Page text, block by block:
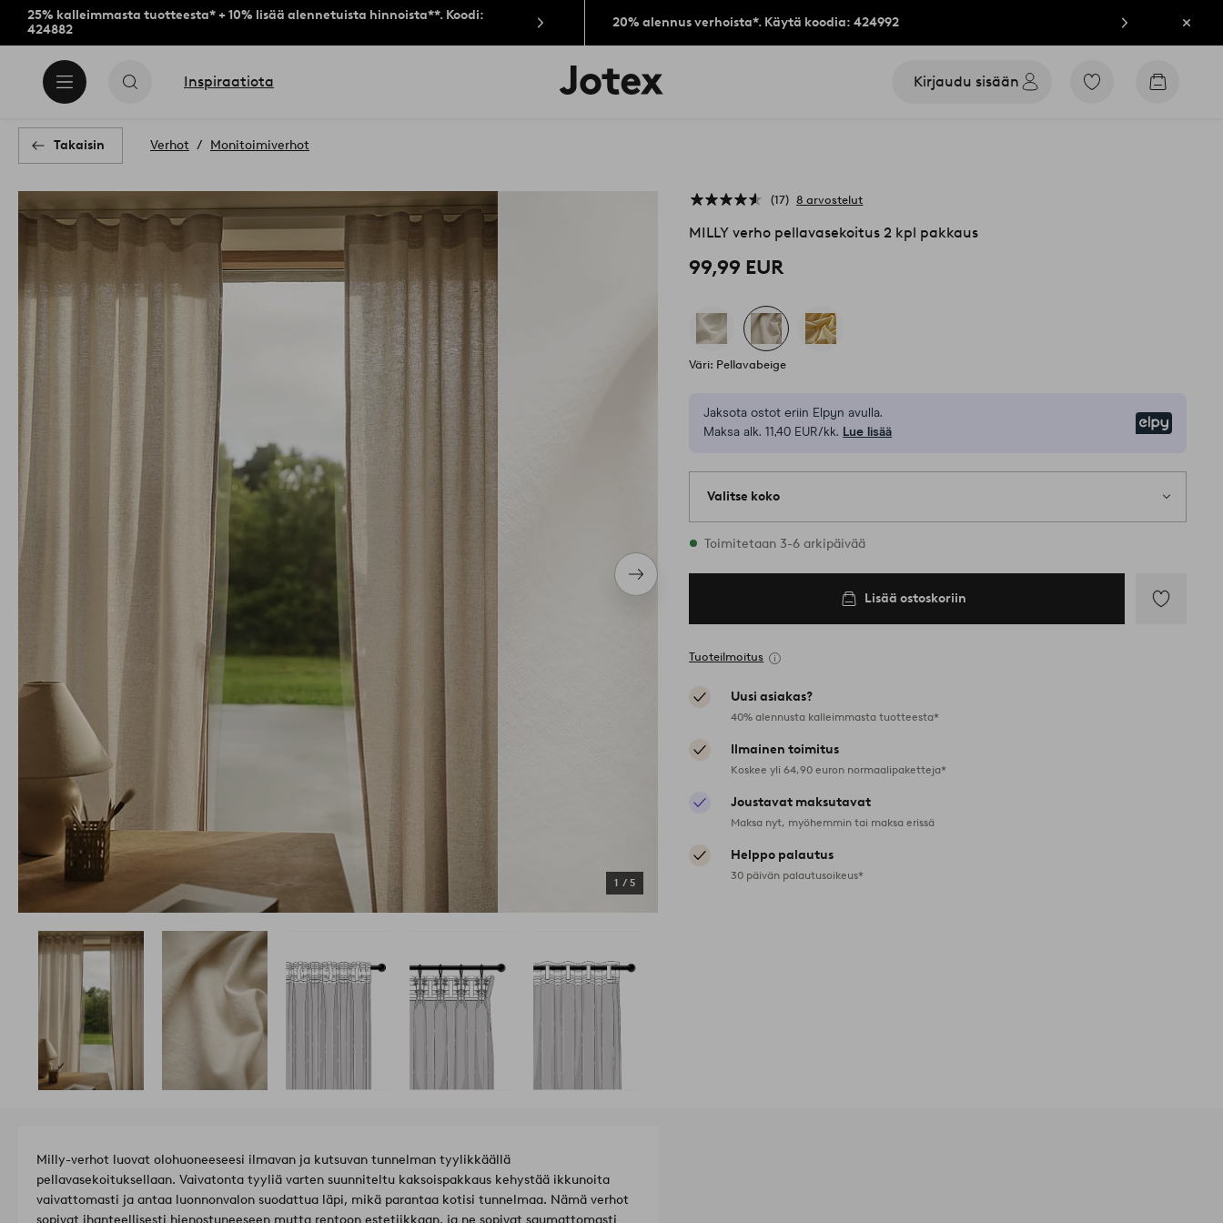
25% kalleimmasta tuotteesta* + 10% lisää alennetuista hinnoista**. Koodi:
424882
20% alennus verhoista*. Käytä koodia: 424992 Sulje
Inspiraatiota
Jotex-
logo
Kirjaudu sisään
Siirry
Siirry
Takaisin Verhot Monitoimiverhot
Seuraava
tuote
1 / 5
17 8 arvostelut
MILLY verho pellavasekoitus 2 kpl pakkaus
99,99 EUR
Väri: Pellavabeige
Jaksota ostot eriin Elpyn avulla.
Maksa alk. 11,40 EUR/kk. Lue lisää
Valitse koko
Varastossa on kaikkia kokoja
Toimitetaan 3-6 arkipäivää
Lisää ostoskoriin
Tuoteilmoitus
Uusi asiakas?
40% alennusta kalleimmasta tuotteesta*
Ilmainen toimitus
Koskee yli 64,90 euron normaalipaketteja*
Joustavat maksutavat
Maksa nyt, myöhemmin tai maksa erissä
Helppo palautus
30 päivän palautusoikeus*
Milly-verhot luovat olohuoneeseesi ilmavan ja kutsuvan tunnelman tyylikkäällä
pellavasekoituksellaan. Vaivatonta tyyliä varten suunniteltu kaksoispakkaus kehystää ikkunoita
vaivattomasti ja antaa luonnonvalon suodattua läpi, mikä parantaa kotisi tunnelmaa. Nämä verhot
sopivat ihanteellisesti hienostuneeseen mutta rentoon estetiikkaan, ja ne sopivat saumattomasti